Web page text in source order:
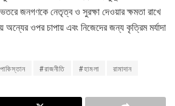
জনগণকে নেতৃত্ব ও সুরক্ষা দেওয়ার ক্ষমতা রাখে
অন্যের ওপর চাপায় এবং নিজেদের জন্য কৃত্রিম মর্যাদা
#রাজনীতি #হামলা রামাদান